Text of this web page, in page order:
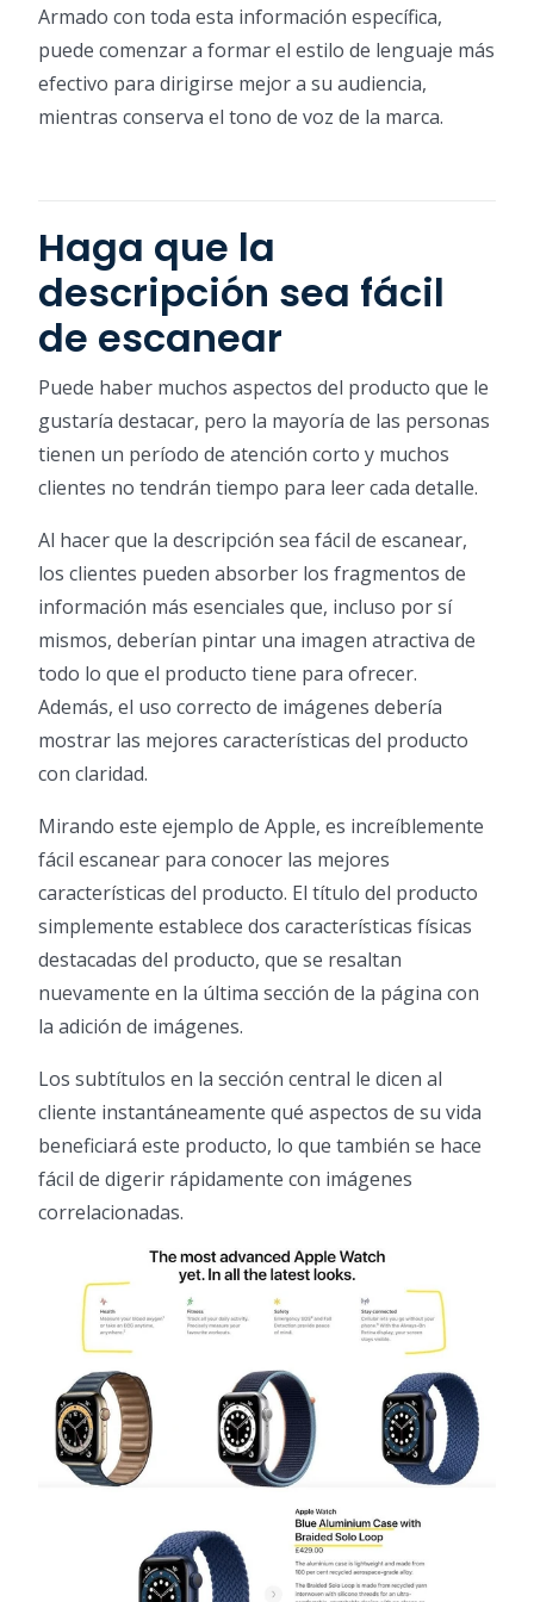
Armado con toda esta información específica,
puede comenzar a formar el estilo de lenguaje más
efectivo para dirigirse mejor a su audiencia,
mientras conserva el tono de voz de la marca.
Haga que la
descripción sea fácil
de escanear
Puede haber muchos aspectos del producto que le
gustaría destacar, pero la mayoría de las personas
tienen un período de atención corto y muchos
clientes no tendrán tiempo para leer cada detalle.
Al hacer que la descripción sea fácil de escanear,
los clientes pueden absorber los fragmentos de
información más esenciales que, incluso por sí
mismos, deberían pintar una imagen atractiva de
todo lo que el producto tiene para ofrecer.
Además, el uso correcto de imágenes debería
mostrar las mejores características del producto
con claridad.
Mirando este ejemplo de Apple, es increíblemente
fácil escanear para conocer las mejores
características del producto. El título del producto
simplemente establece dos características físicas
destacadas del producto, que se resaltan
nuevamente en la última sección de la página con
la adición de imágenes.
Los subtítulos en la sección central le dicen al
cliente instantáneamente qué aspectos de su vida
beneficiará este producto, lo que también se hace
fácil de digerir rápidamente con imágenes
correlacionadas.